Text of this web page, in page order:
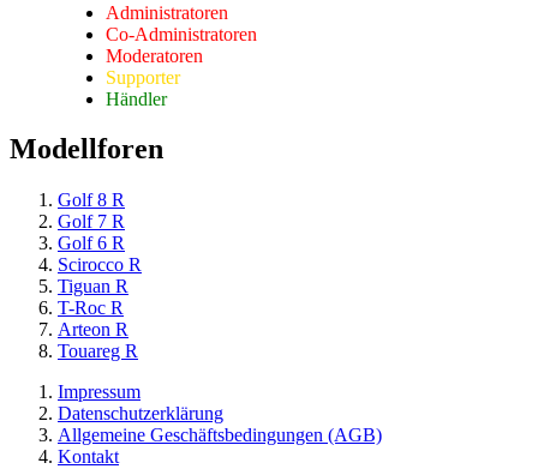
Administratoren
Co-Administratoren
Moderatoren
Supporter
Händler
Modellforen
Golf 8 R
Golf 7 R
Golf 6 R
Scirocco R
Tiguan R
T-Roc R
Arteon R
Touareg R
Impressum
Datenschutzerklärung
Allgemeine Geschäftsbedingungen (AGB)
Kontakt